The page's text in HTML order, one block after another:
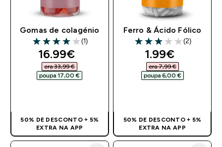
Gomas de colagénio
4 out of 5 stars
(1)
discounted price
16.99€‎
era 33,99 €‎
poupa 17,00 €‎
50% DE DESCONTO + 5%
EXTRA NA APP
Ferro & Ácido Fólico
3 out of 5 stars
(2)
discounted
1.99€‎
era 7,99 €‎
poupa 6,00 €‎
50% DE DESCONTO + 5%
EXTRA NA APP